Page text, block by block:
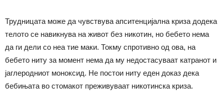
Трудницата може да чувствува апситенцијална криза додека
телото се навикнува на живот без никотин, но бебето нема
да ги дели со неа тие маки. Токму спротивно од ова, на
бебето ниту за момент нема да му недостасуваат катранот и
јаглеродниот моноксид. Не постои ниту еден доказ дека
бебињата во стомакот преживуваат никотинска криза.